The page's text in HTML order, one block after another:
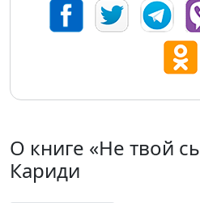
О книге «Не твой
Кариди